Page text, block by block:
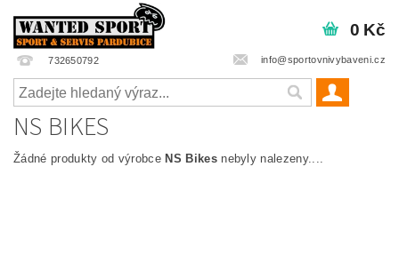
732650792 info@sportovnivybaveni.cz
0 Kč
NS BIKES
Žádné produkty od výrobce NS Bikesnebyly nalezeny....